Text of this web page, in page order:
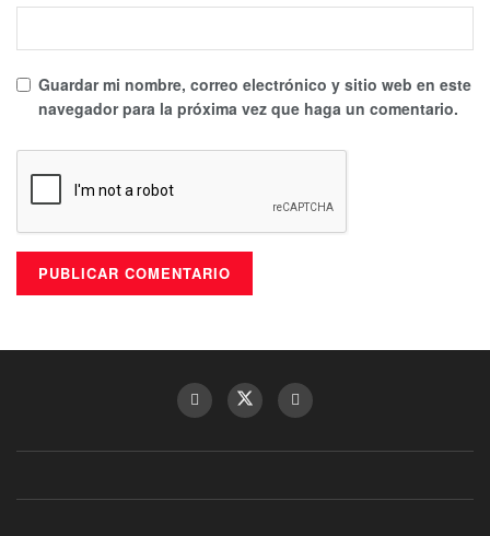
Guardar mi nombre, correo electrónico y sitio web en este
navegador para la próxima vez que haga un comentario.